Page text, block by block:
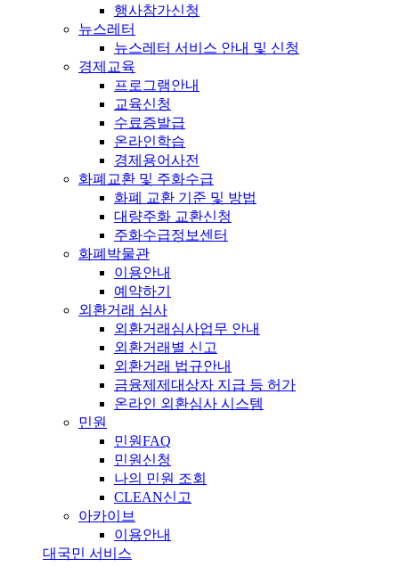
행사참가신청
뉴스레터
뉴스레터 서비스 안내 및 신청
경제교육
프로그램안내
교육신청
수료증발급
온라인학습
경제용어사전
화폐교환 및 주화수급
화폐 교환 기준 및 방법
대량주화 교환신청
주화수급정보센터
화폐박물관
이용안내
예약하기
외환거래 심사
외환거래심사업무 안내
외환거래별 신고
외환거래 법규안내
금융제제대상자 지급 등 허가
온라인 외환심사 시스템
민원
민원FAQ
민원신청
나의 민원 조회
CLEAN신고
아카이브
이용안내
대국민 서비스